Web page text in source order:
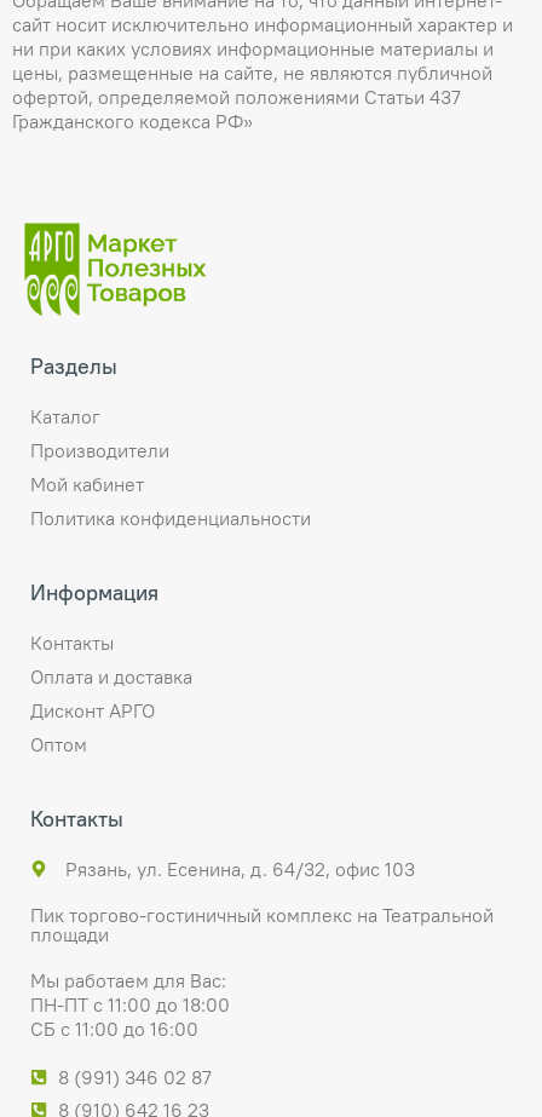
сайт носит исключительно информационный характер и
ни при каких условиях информационные материалы и
цены, размещенные на сайте, не являются публичной
офертой, определяемой положениями Статьи 437
Гражданского кодекса РФ»
Разделы
Каталог
Производители
Мой кабинет
Политика конфиденциальности
Информация
Контакты
Оплата и доставка
Дисконт АРГО
Оптом
Контакты
Рязань, ул. Есенина, д. 64/32, офис 103
Пик торгово-гостиничный комплекс на Театральной
площади
Мы работаем для Вас:
ПН-ПТ с 11:00 до 18:00
СБ с 11:00 до 16:00
8 (991) 346 02 87
8 (910) 642 16 23